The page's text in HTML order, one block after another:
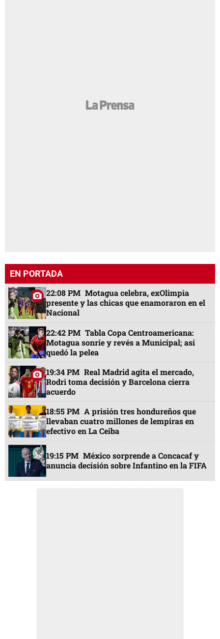
EN PORTADA
22:08 PM Motagua celebra, exOlimpia
presente y las chicas que enamoraron en el
Nacional
22:42 PM Tabla Copa Centroamericana:
Motagua sonríe y revés a Municipal; así
quedó la pelea
19:34 PM Real Madrid agita el mercado,
Rodri toma decisión y Barcelona cierra
acuerdo
18:55 PM A prisión tres hondureños que
llevaban cuatro millones de lempiras en
efectivo en La Ceiba
19:15 PM México sorprende a Concacaf y
anuncia decisión sobre Infantino en la FIFA